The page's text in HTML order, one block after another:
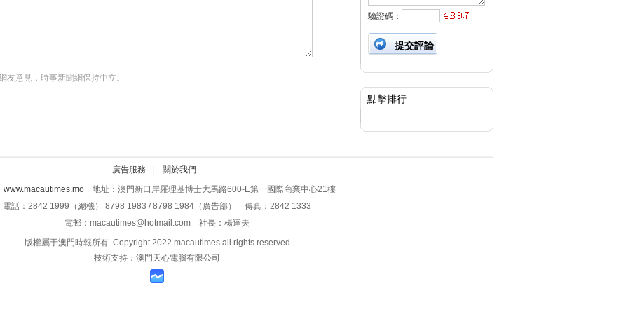
友意見，時事新聞網保持中立。
驗證碼：
點擊排行
廣告服務
關於我們
www.macautimes.mo 地址：澳門新口岸羅理基博士大馬路600-E第一國際商業中心21樓
電話：2842 1999（總機） 8798 1983 / 8798 1984（廣告部） 傳真：2842 1333
電郵：macautimes@hotmail.com 社長：楊達夫
版權屬于澳門時報所有. Copyright 2022 macautimes all rights reserved
技術支持：澳門天心電腦有限公司